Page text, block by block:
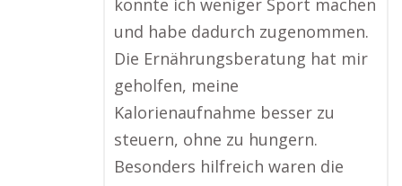
konnte ich weniger Sport machen
und habe dadurch zugenommen.
Die Ernährungsberatung hat mir
geholfen, meine
Kalorienaufnahme besser zu
steuern, ohne zu hungern.
Besonders hilfreich waren die